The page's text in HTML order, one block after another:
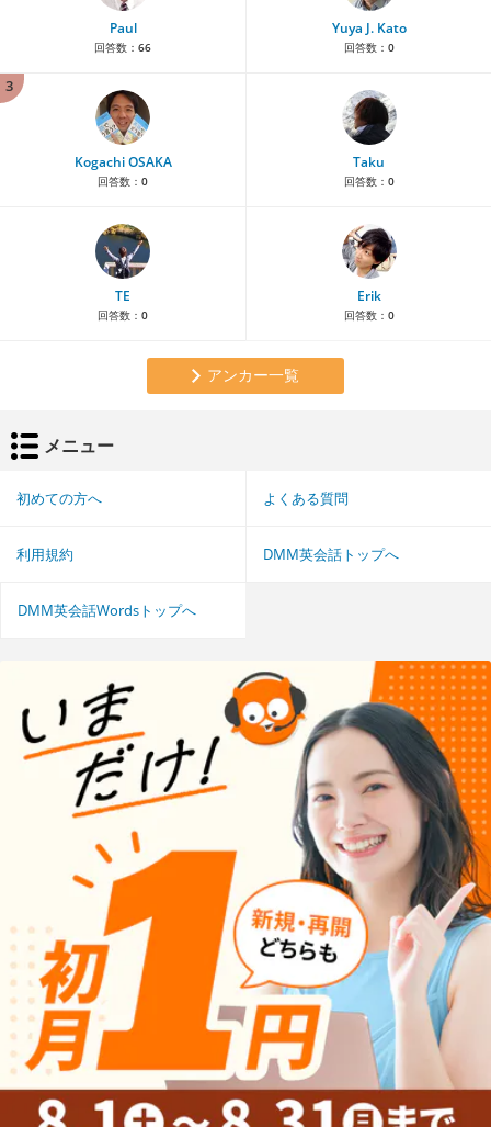
Paul
回答数： 66
Yuya J. Kato
回答数： 0
3
Kogachi OSAKA
回答数： 0
Taku
回答数： 0
TE
回答数： 0
Erik
回答数： 0
アンカー一覧
メニュー
初めての方へ よくある質問
利用規約 DMM英会話トップへ
DMM英会話Wordsトップへ